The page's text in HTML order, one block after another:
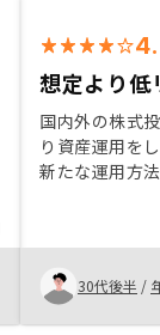
想定より低
国内外の株式
り資産運用を
新たな運用方
非常に共感し
怖い印象でし
とリスクが少
てでした。面
30代後半 /